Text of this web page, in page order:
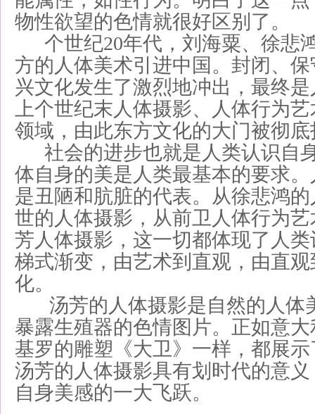
物性欲望的色情就很好区别了。
个世纪20年代，刘海粟、徐悲
方的人体美术引进中国。封闭、
兴文化发生了激烈地冲出，最终
上个世纪末人体摄影、人体行为
领域，由此东方文化的大门被彻
社会的进步也就是人类认识自
体自身的美是人类最基本的要求
是丑陋和肮脏的代表。从徐悲鸿
世的人体摄影，从前卫人体行为
芳人体摄影，这一切都体现了人
梯式渐变，由艺术到直观，由直
化。
汤芳的人体摄影是自然的人体
暴露生殖器的色情图片。正如意
基罗的雕塑《大卫》一样，都展
汤芳的人体摄影具有划时代的意
自身美感的一大飞跃。